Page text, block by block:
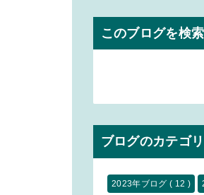
このブログを検索
ブログのカテゴリ
2023年ブログ ( 12 )